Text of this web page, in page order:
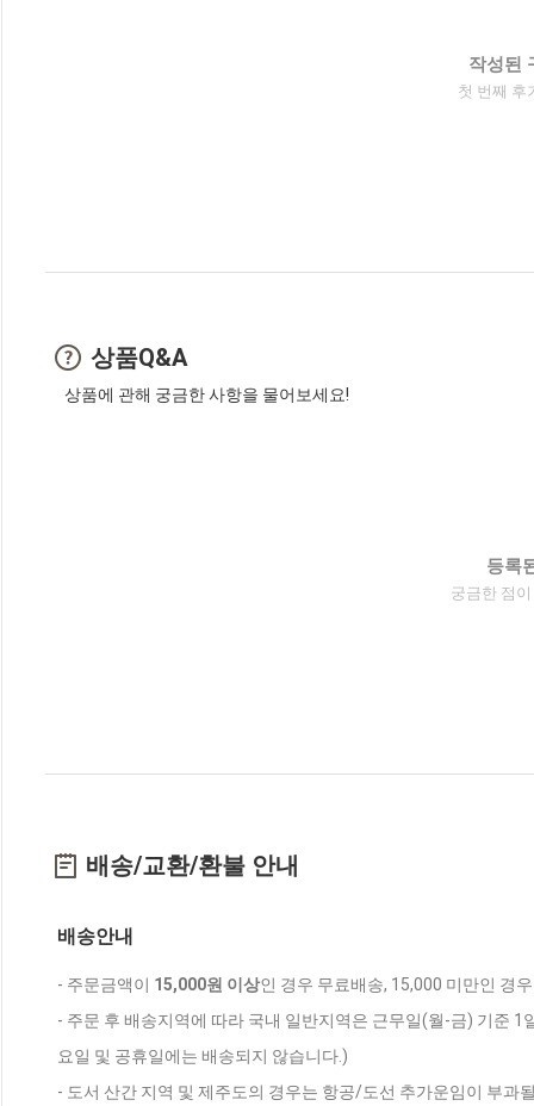
작성된
첫 번째 후
상품Q&A
상품에 관해 궁금한 사항을 물어보세요!
등록
궁금한 점
배송/교환/환불 안내
배송안내
- 주문금액이 15,000원 이상인 경우 무료배송, 15,000 미만인 경
- 주문 후 배송지역에 따라 국내 일반지역은 근무일(월-금) 기준
요일 및 공휴일에는 배송되지 않습니다.)
- 도서 산간 지역 및 제주도의 경우는 항공/도선 추가운임이 부과